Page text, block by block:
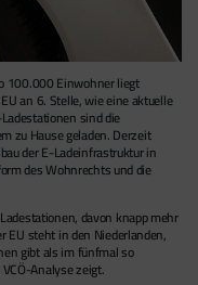
100.000 Einwohner liegt
an 6. Stelle, wie eine aktuelle
sind die
zu Hause geladen. Derzeit
der E-Ladeinfrastruktur in
des Wohnrechts und die
davon knapp mehr
EU steht in den Niederlanden,
gibt als im fünfmal so
Analyse zeigt.